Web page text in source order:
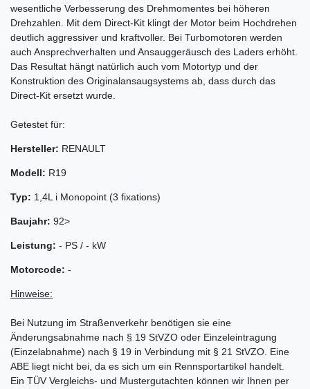
wesentliche Verbesserung des Drehmomentes bei höheren
Drehzahlen. Mit dem Direct-Kit klingt der Motor beim Hochdrehen
deutlich aggressiver und kraftvoller. Bei Turbomotoren werden
auch Ansprechverhalten und Ansauggeräusch des Laders erhöht.
Das Resultat hängt natürlich auch vom Motortyp und der
Konstruktion des Originalansaugsystems ab, dass durch das
Direct-Kit ersetzt wurde.
Getestet für:
Hersteller: RENAULT
Modell: R19
Typ: 1,4L i Monopoint (3 fixations)
Baujahr: 92>
Leistung: - PS / - kW
Motorcode: -
Hinweise:
Bei Nutzung im Straßenverkehr benötigen sie eine
Änderungsabnahme nach § 19 StVZO oder Einzeleintragung
(Einzelabnahme) nach § 19 in Verbindung mit § 21 StVZO. Eine
ABE liegt nicht bei, da es sich um ein Rennsportartikel handelt.
Ein TÜV Vergleichs- und Mustergutachten können wir Ihnen per